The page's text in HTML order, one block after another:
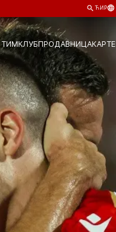
ЋИР
ТИМКЛУБПРОДАВНИЦАКАРТЕ